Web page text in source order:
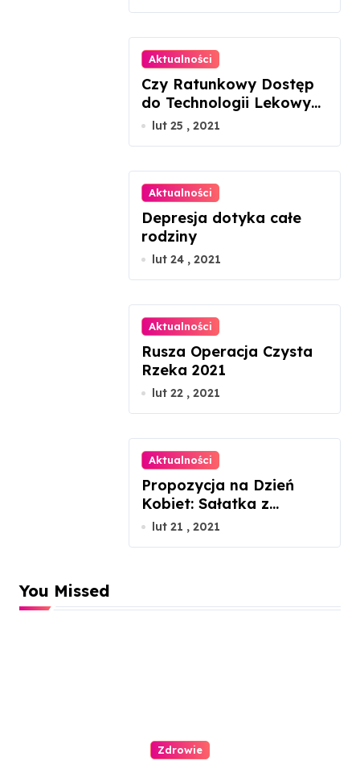
Aktualności
Czy Ratunkowy Dostęp
do Technologii Lekowych
uratuje chorego z
lut 25 , 2021
Aktualności
Depresja dotyka całe
rodziny
lut 24 , 2021
Aktualności
Rusza Operacja Czysta
Rzeka 2021
lut 22 , 2021
Aktualności
Propozycja na Dzień
Kobiet: Sałatka z
łososiem gravlax
lut 21 , 2021
You Missed
Zdrowie